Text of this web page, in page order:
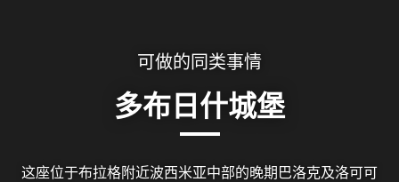
可做的同类事情
多布日什城堡
这座位于布拉格附近波西米亚中部的晚期巴洛克及洛可可